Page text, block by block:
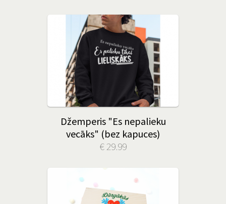
Džemperis "Es nepalieku
vecāks" (bez kapuces)
€ 29.99